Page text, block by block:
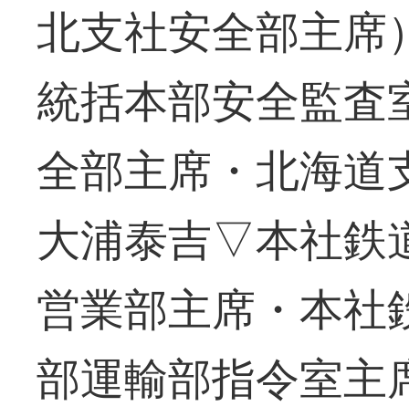
北支社安全部主
統括本部安全監査
全部主席・北海道
大浦泰吉▽本社鉄
営業部主席・本
部運輸部指令室主